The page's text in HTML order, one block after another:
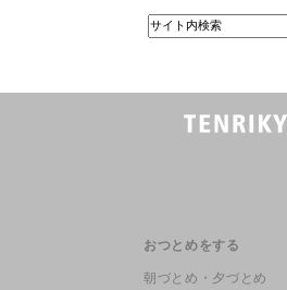
おつとめをする
朝づとめ・夕づとめ